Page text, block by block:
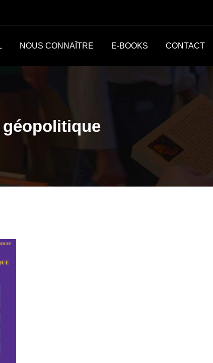
NOUS CONNAÎTRE E-BOOKS CONTACT
géopolitique